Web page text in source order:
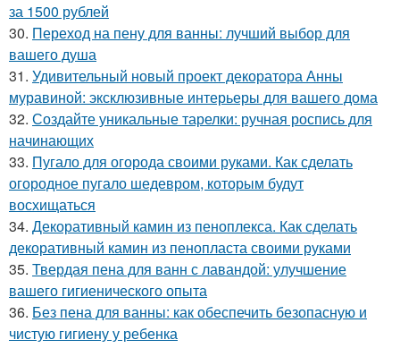
за 1500 рублей
30. Переход на пену для ванны: лучший выбор для
вашего душа
31. Удивительный новый проект декоратора Анны
муравиной: эксклюзивные интерьеры для вашего дома
32. Создайте уникальные тарелки: ручная роспись для
начинающих
33. Пугало для огорода своими руками. Как сделать
огородное пугало шедевром, которым будут
восхищаться
34. Декоративный камин из пеноплекса. Как сделать
декоративный камин из пенопласта своими руками
35. Твердая пена для ванн с лавандой: улучшение
вашего гигиенического опыта
36. Без пена для ванны: как обеспечить безопасную и
чистую гигиену у ребенка